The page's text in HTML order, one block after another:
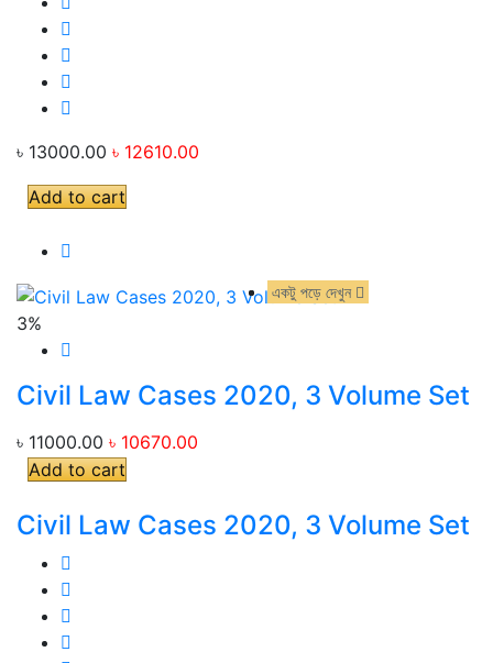
৳ 13000.00 ৳ 12610.00
Add to cart
3%
একটু পড়ে দেখুন
Civil Law Cases 2020, 3 Volume Set
৳ 11000.00 ৳ 10670.00
Add to cart
Civil Law Cases 2020, 3 Volume Set
একটু পড়ে দেখুন